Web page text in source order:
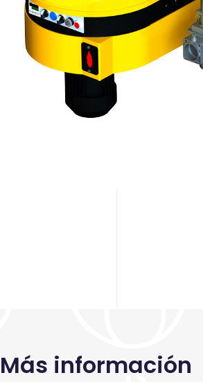
Más información